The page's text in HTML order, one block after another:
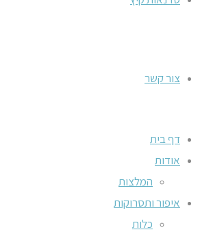
צור קשר
דף בית
אודות
המלצות
איפור ותסרוקות
כלות